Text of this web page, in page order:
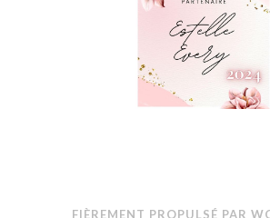
FIÈREMENT PROPULSÉ PAR